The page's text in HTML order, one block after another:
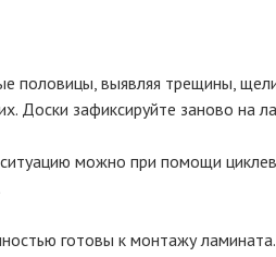
выявляя трещины,
Доски зафиксируйте заново на
можно при помощи
готовы к монтажу